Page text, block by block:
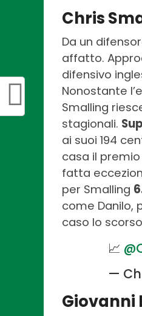
Chris
Da un
affatto.
difensivo
Nonostante
Smalling
stagionali.
ai suoi 194
casa il
fatta
per Smalling
come Danilo,
caso lo
📈
—
Giovanni